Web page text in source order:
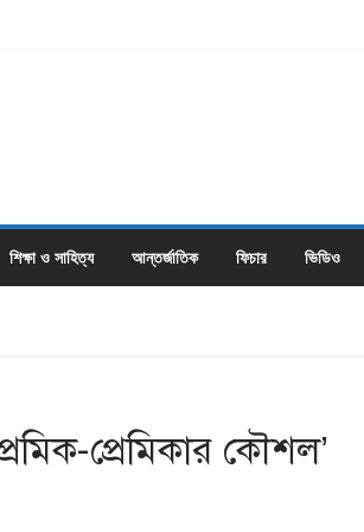
শিক্ষা ও সাহিত্য আন্তর্জাতিক ফিচার ভিডিও
প্রেমিকার কৌশল’